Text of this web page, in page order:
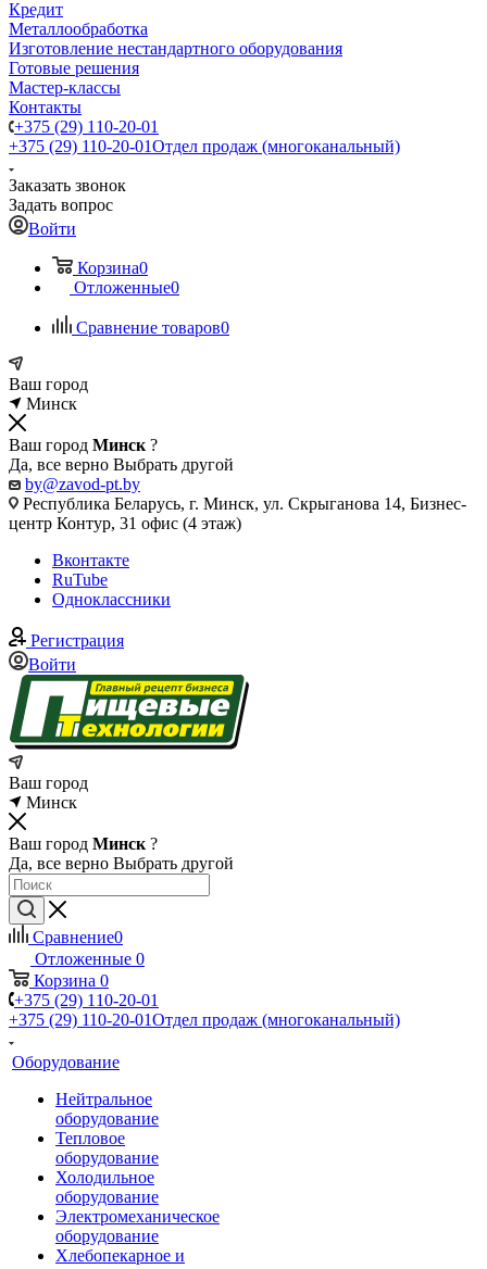
Кредит
Металлообработка
Изготовление нестандартного оборудования
Готовые решения
Мастер-классы
Контакты
+375 (29) 110-20-01
+375 (29) 110-20-01Отдел продаж (многоканальный)
Заказать звонок
Задать вопрос
Войти
Корзина0
Отложенные0
Сравнение товаров0
Ваш город
Минск
Ваш город Минск ?
Да, все верно Выбрать другой
by@zavod-pt.by
Республика Беларусь, г. Минск, ул. Скрыганова 14, Бизнес-
центр Контур, 31 офис (4 этаж)
Вконтакте
RuTube
Одноклассники
Регистрация
Войти
Ваш город
Минск
Ваш город Минск ?
Да, все верно Выбрать другой
Сравнение0
Отложенные 0
Корзина 0
+375 (29) 110-20-01
+375 (29) 110-20-01Отдел продаж (многоканальный)
Оборудование
Нейтральное
оборудование
Тепловое
оборудование
Холодильное
оборудование
Электромеханическое
оборудование
Хлебопекарное и